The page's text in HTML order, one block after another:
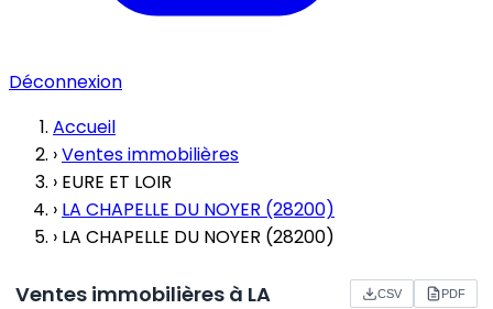
Déconnexion
Accueil
›Ventes immobilières
› EURE ET LOIR
› LA CHAPELLE DU NOYER (28200)
› LA CHAPELLE DU NOYER (28200)
Ventes immobilières à LA
CSV PDF